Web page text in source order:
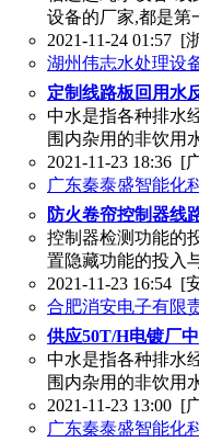
设备的厂家,都是第
2021-11-24 01:57 [
湖州伟志水处理设
定制线路板回用水
中水是指各种排水
围内杂用的非饮用
2021-11-23 18:36 [
广东秦泰盛智能化
防火卷帘控制器线
控制器检测功能的
置隐藏功能的投入
2021-11-23 16:54 [
合肥消安电子有限
供应50T/H电镀厂
中水是指各种排水
围内杂用的非饮用
2021-11-23 13:00 [
广东秦泰盛智能化